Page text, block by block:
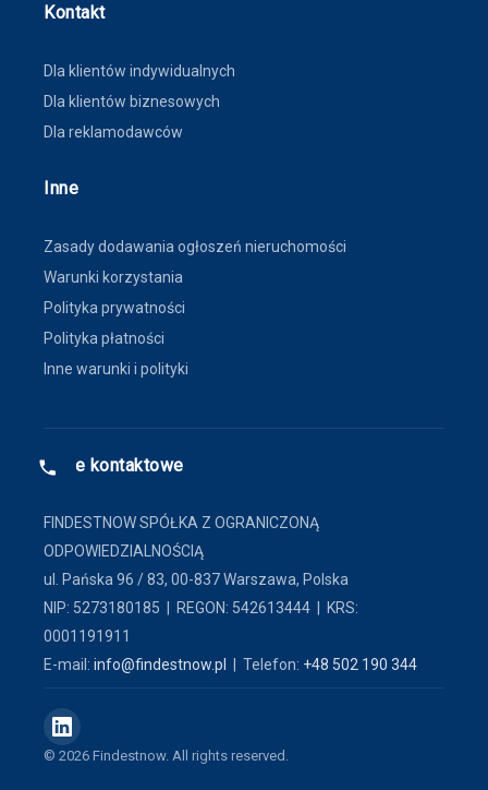
Kontakt
Dla klientów indywidualnych
Dla klientów biznesowych
Dla reklamodawców
Inne
Zasady dodawania ogłoszeń nieruchomości
Warunki korzystania
Polityka prywatności
Polityka płatności
Inne warunki i polityki
Dane kontaktowe
FINDESTNOW SPÓŁKA Z OGRANICZONĄ
ODPOWIEDZIALNOŚCIĄ
ul. Pańska 96 / 83, 00-837 Warszawa, Polska
NIP: 5273180185 | REGON: 542613444 | KRS:
0001191911
E-mail: info@findestnow.pl | Telefon: +48 502 190 344
© 2026 Findestnow. All rights reserved.